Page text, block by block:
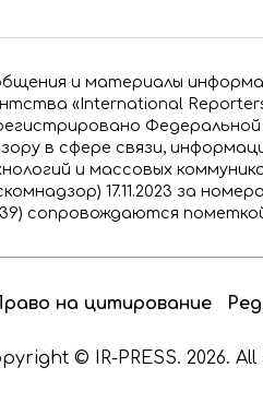
и материалы
«International
Федеральной
в сфере связи,
и массовых
17.11.2023 за
сопровождаются пометкой
на цитирование
© IR-PRESS. 2026.